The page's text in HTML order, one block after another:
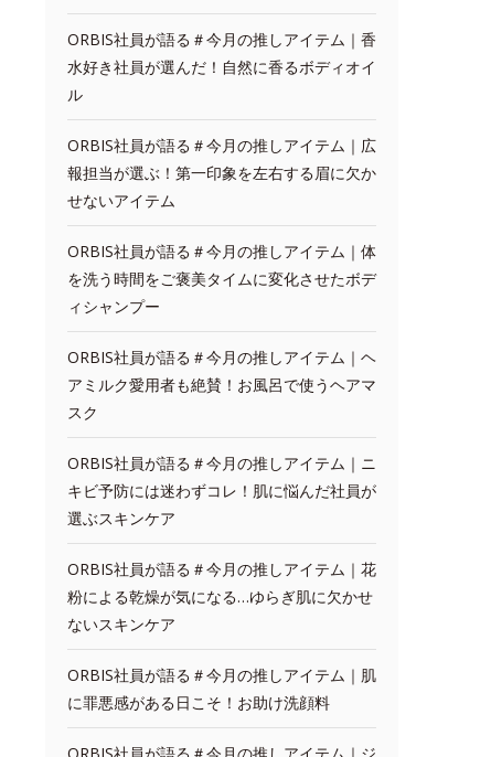
ORBIS社員が語る＃今月の推しアイテム｜香
水好き社員が選んだ！自然に香るボディオイ
ル
ORBIS社員が語る＃今月の推しアイテム｜広
報担当が選ぶ！第一印象を左右する眉に欠か
せないアイテム
ORBIS社員が語る＃今月の推しアイテム｜体
を洗う時間をご褒美タイムに変化させたボデ
ィシャンプー
ORBIS社員が語る＃今月の推しアイテム｜ヘ
アミルク愛用者も絶賛！お風呂で使うヘアマ
スク
ORBIS社員が語る＃今月の推しアイテム｜ニ
キビ予防には迷わずコレ！肌に悩んだ社員が
選ぶスキンケア
ORBIS社員が語る＃今月の推しアイテム｜花
粉による乾燥が気になる…ゆらぎ肌に欠かせ
ないスキンケア
ORBIS社員が語る＃今月の推しアイテム｜肌
に罪悪感がある日こそ！お助け洗顔料